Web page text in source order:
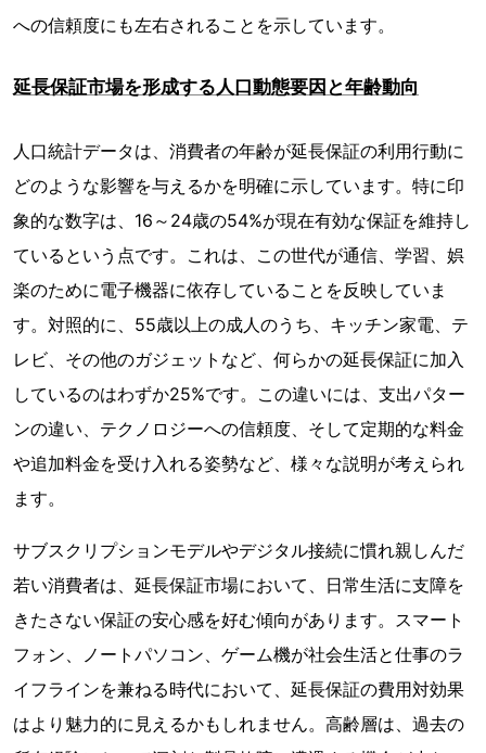
への信頼度にも左右されることを示しています。
延長保証市場を形成する人口動態要因と年齢動向
人口統計データは、消費者の年齢が延長保証の利用行動に
どのような影響を与えるかを明確に示しています。特に印
象的な数字は、16～24歳の54%が現在有効な保証を維持し
ているという点です。これは、この世代が通信、学習、娯
楽のために電子機器に依存していることを反映していま
す。対照的に、55歳以上の成人のうち、キッチン家電、テ
レビ、その他のガジェットなど、何らかの延長保証に加入
しているのはわずか25%です。この違いには、支出パター
ンの違い、テクノロジーへの信頼度、そして定期的な料金
や追加料金を受け入れる姿勢など、様々な説明が考えられ
ます。
サブスクリプションモデルやデジタル接続に慣れ親しんだ
若い消費者は、延長保証市場において、日常生活に支障を
きたさない保証の安心感を好む傾向があります。スマート
フォン、ノートパソコン、ゲーム機が社会生活と仕事のラ
イフラインを兼ねる時代において、延長保証の費用対効果
はより魅力的に見えるかもしれません。高齢層は、過去の